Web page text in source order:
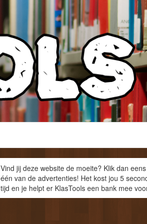
Vind jij deze website de moeite? Klik dan
één van de advertenties! Het kost jou 5
tijd en je helpt er KlasTools een bank mee